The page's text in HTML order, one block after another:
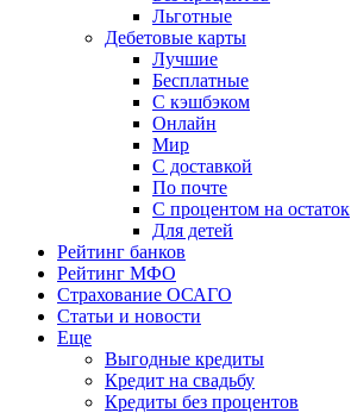
Льготные
Дебетовые карты
Лучшие
Бесплатные
С кэшбэком
Онлайн
Мир
С доставкой
По почте
С процентом на остаток
Для детей
Рейтинг банков
Рейтинг МФО
Страхование ОСАГО
Статьи и новости
Еще
Выгодные кредиты
Кредит на свадьбу
Кредиты без процентов